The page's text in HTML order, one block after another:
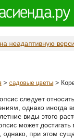
неадаптивную
> садовые цветы >
следует
однако иногда
виды этого
может
однако, при этом